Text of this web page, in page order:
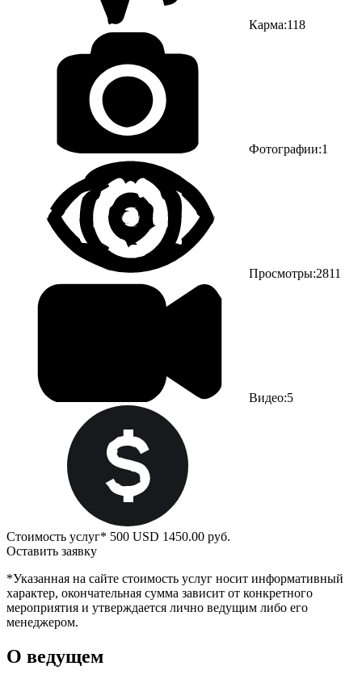
Карма:118
Фотографии:1
Просмотры:2811
Видео:5
Стоимость услуг* 500 USD 1450.00 руб.
Оставить заявку
*Указанная на сайте стоимость услуг носит информативный
характер, окончательная сумма зависит от конкретного
мероприятия и утверждается лично ведущим либо его
менеджером.
О ведущем